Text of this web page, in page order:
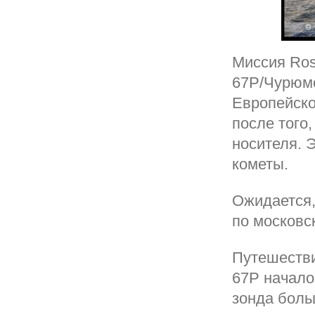
Миссия
67P/
после
носителя.
кометы.
по
67P
зонда